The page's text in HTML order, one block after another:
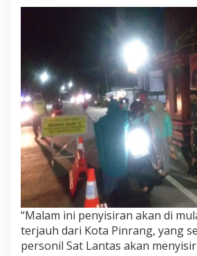
P
A
M
e
t
u
2
0
,
L
a
“Malam ini penyisiran akan di
terjauh dari Kota Pinrang, yang
personil Sat Lantas akan